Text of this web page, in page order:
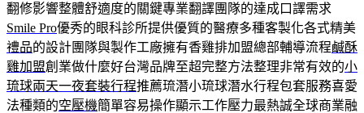
翻修影響整體舒適度的關鍵專業翻譯團隊的達成口譯需求
Smile Pro優秀的眼科診所提供優質的醫療多種客製化各式精美
禮品的設計團隊與製作工廠擁有香雞排加盟總部輔導流程鹹酥
雞加盟創業做什麼好台灣品牌至超完整方法整理非常有效的小
琉球兩天一夜套裝行程推薦琉潛小琉球潛水行程包套服務喜愛
法種類的空壓機簡單容易操作顯示工作壓力最熱誠全球商業融